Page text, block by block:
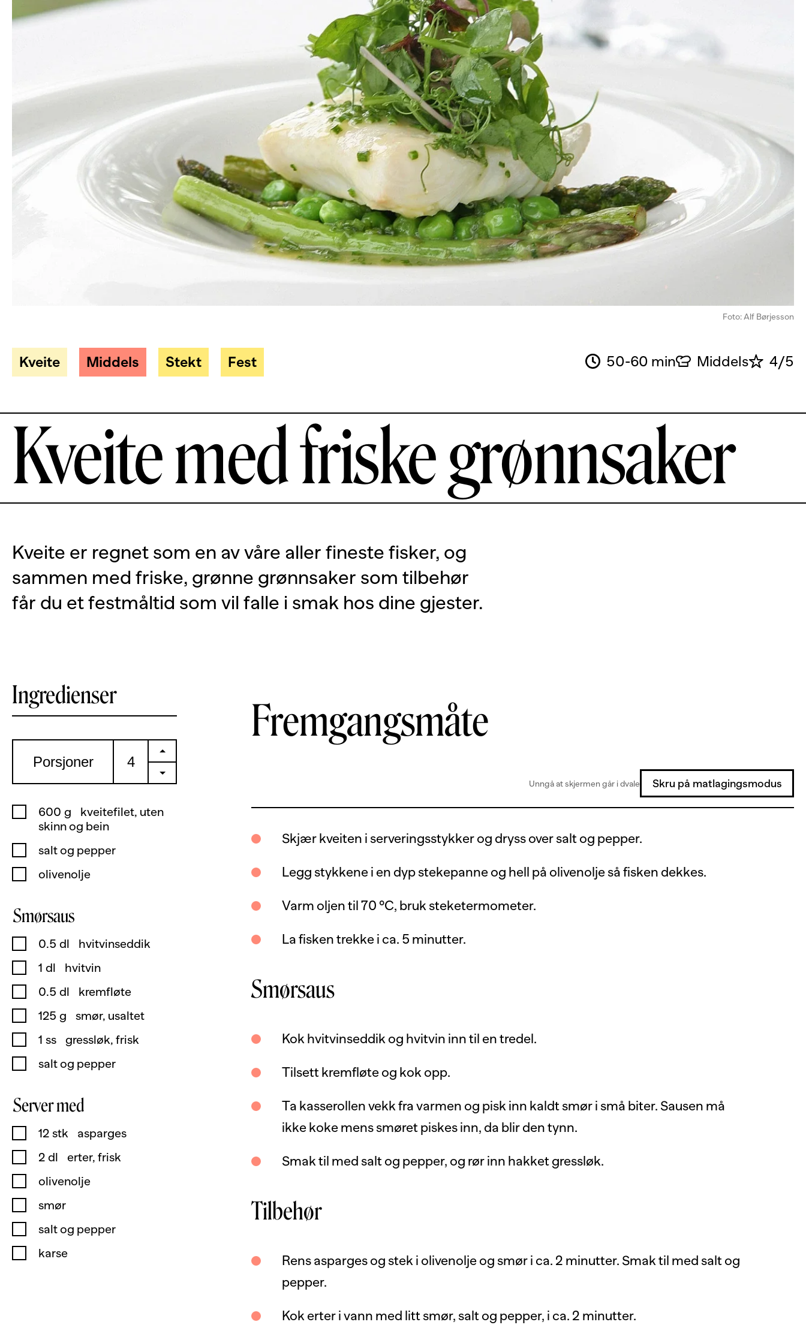
Foto: Alf Børjesson
Kveite Middels Stekt Fest 50-60 min Middels 4/5
Kveite med friske grønnsaker
Kveite er regnet som en av våre aller fineste fisker, og
sammen med friske, grønne grønnsaker som tilbehør
får du et festmåltid som vil falle i smak hos dine gjester.
Ingredienser
Porsjoner
600 g
kveitefilet, uten
skinn og bein
salt og pepper
olivenolje
Smørsaus
0.5 dl
hvitvinseddik
1 dl
hvitvin
0.5 dl
kremfløte
125 g
smør, usaltet
1 ss
gressløk, frisk
salt og pepper
Server med
12 stk
asparges
2 dl
erter, frisk
olivenolje
smør
salt og pepper
karse
Fremgangsmåte
Unngå at skjermen går i dvale Skru på matlagingsmodus
Skjær kveiten i serveringsstykker og dryss over salt og pepper.
Legg stykkene i en dyp stekepanne og hell på olivenolje så fisken dekkes.
Varm oljen til 70 °C, bruk steketermometer.
La fisken trekke i ca. 5 minutter.
Smørsaus
Kok hvitvinseddik og hvitvin inn til en tredel.
Tilsett kremfløte og kok opp.
Ta kasserollen vekk fra varmen og pisk inn kaldt smør i små biter. Sausen må
ikke koke mens smøret piskes inn, da blir den tynn.
Smak til med salt og pepper, og rør inn hakket gressløk.
Tilbehør
Rens asparges og stek i olivenolje og smør i ca. 2 minutter. Smak til med salt og
pepper.
Kok erter i vann med litt smør, salt og pepper, i ca. 2 minutter.